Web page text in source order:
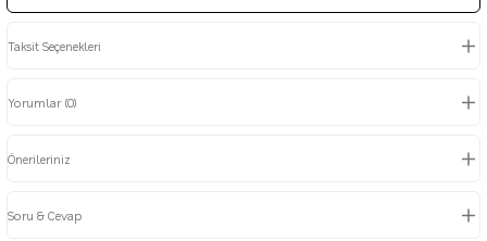
Taksit Seçenekleri
Yorumlar (0)
Önerileriniz
Soru & Cevap